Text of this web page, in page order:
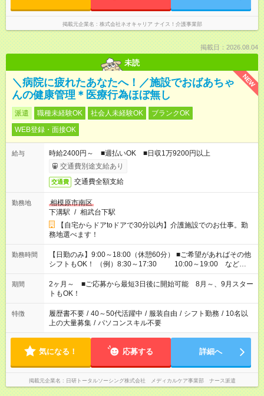
掲載元企業名 株式会社ネオキャリア ナイス！介護事業部
掲載日：2026.08.04
未読
NEW
＼病院に疲れたあなたへ！／施設でおばあちゃ
んの健康管理＊医療行為ほぼ無し
派遣 職種未経験OK 社会人未経験OK
ブランクOK
WEB登録・面接OK
給与
時給2400円～ ■週払いOK ■日収1万9200円以上
交通費別途支給あり
交通費 交通費全額支給
勤務地
相模原市南区
下溝駅 / 相武台下駅
【自宅からドアtoドアで30分以内】介護施設でのお仕事。勤
務地選べます！
勤務時間
【日勤のみ】9:00～18:00（休憩60分） ■ご希望があればその他
シフトもOK！ （例）8:30～17:30 10:00～19:00 など
「家族とお休みを合わせたい」 「できれば残業はしたくない」
など、あなたのご希望に沿ったお仕事をご紹介します！ ※Wワ
ーク希望の方へ 今ご覧のお仕事で希望する勤務時間と、もう1つ
のお仕事の勤務時間。 合計で週40時間を超える場合は応募でき
ません
期間
2ヶ月～ ■ご応募から最短3日後に開始可能 8月～、9月スター
トもOK！
特徴 履歴書不要 / 40～50代活躍中 / 服装自由 / シフト勤務 / 10名以
上の大量募集 / パソコンスキル不要
気になる！ 応募する 詳細へ
掲載元企業名 日研トータルソーシング株式会社 メディカルケア事業部 ナース派遣